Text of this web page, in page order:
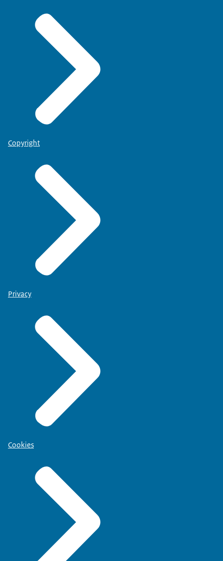
Copyright
Privacy
Cookies